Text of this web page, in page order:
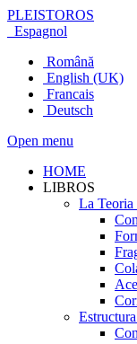
PLEISTOROS
Espagnol
Română
English (UK)
Francais
Deutsch
Open menu
HOME
LIBROS
La Teoria